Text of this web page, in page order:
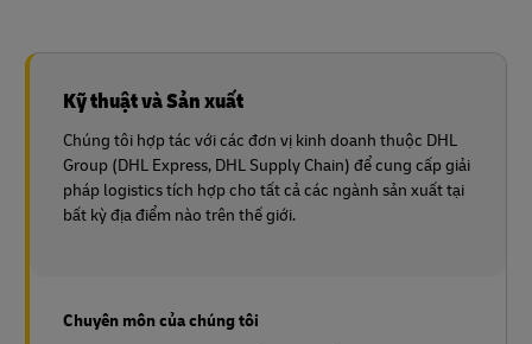
Kỹ thuật và Sản xuất
Chúng tôi hợp tác với các đơn vị kinh doanh thuộc DHL
Group (DHL Express, DHL Supply Chain) để cung cấp giải
pháp logistics tích hợp cho tất cả các ngành sản xuất tại
bất kỳ địa điểm nào trên thế giới.
Chuyên môn của chúng tôi